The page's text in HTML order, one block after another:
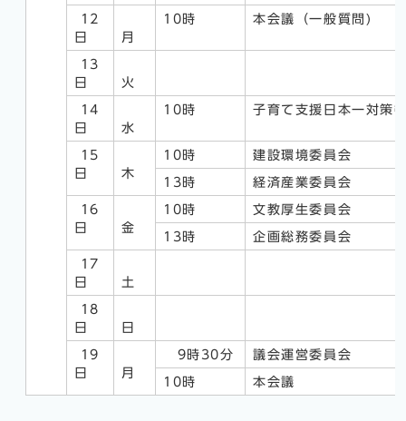
12
日
月
10時 本会議（一般質問)
13
日
火
14
日
水
10時 子育て支援日本一対策
15
日
木
10時 建設環境委員会
13時 経済産業委員会
16
日
金
10時 文教厚生委員会
13時 企画総務委員会
17
日
土
18
日
日
19
日
月
9時30分 議会運営委員会
10時 本会議